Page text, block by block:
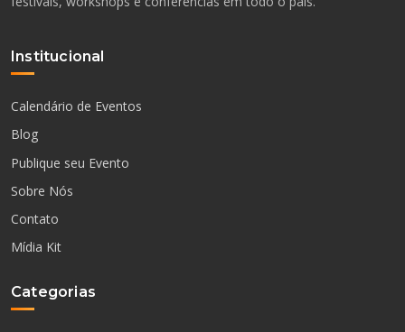
Institucional
Calendário de Eventos
Blog
Publique seu Evento
Sobre Nós
Contato
Mídia Kit
Categorias